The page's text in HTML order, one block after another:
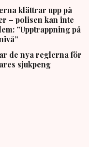
klättrar upp på
– polisen kan inte
”Upptrappning på
de nya reglerna för
sjukpeng